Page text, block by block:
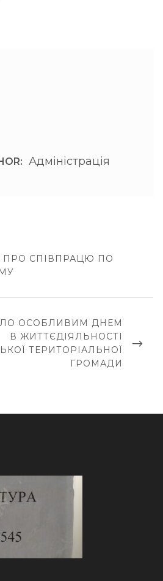
Адміністрація
ПРО СПІВПРАЦЮ ПО
ОСОБЛИВИМ ДНЕМ
В ЖИТТЄДІЯЛЬНОСТІ
ТЕРИТОРІАЛЬНОЇ
ГРОМАДИ